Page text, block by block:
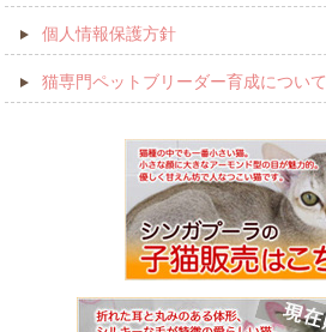
個人情報保護方針
猫専門ペットブリーダー育成について